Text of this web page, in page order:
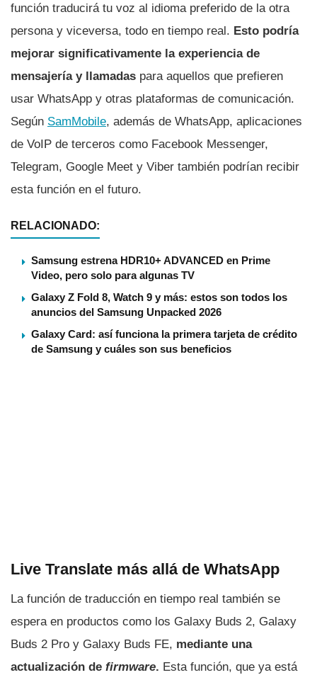
función traducirá tu voz al idioma preferido de la otra
persona y viceversa, todo en tiempo real. Esto podría
mejorar significativamente la experiencia de
mensajería y llamadas para aquellos que prefieren
usar WhatsApp y otras plataformas de comunicación.
Según SamMobile, además de WhatsApp, aplicaciones
de VoIP de terceros como Facebook Messenger,
Telegram, Google Meet y Viber también podrían recibir
esta función en el futuro.
RELACIONADO:
Samsung estrena HDR10+ ADVANCED en Prime
Video, pero solo para algunas TV
Galaxy Z Fold 8, Watch 9 y más: estos son todos los
anuncios del Samsung Unpacked 2026
Galaxy Card: así funciona la primera tarjeta de crédito
de Samsung y cuáles son sus beneficios
Live Translate más allá de WhatsApp
La función de traducción en tiempo real también se
espera en productos como los Galaxy Buds 2, Galaxy
Buds 2 Pro y Galaxy Buds FE, mediante una
actualización de firmware. Esta función, que ya está